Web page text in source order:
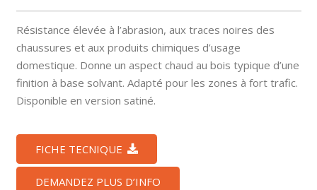
Résistance élevée à l’abrasion, aux traces noires des
chaussures et aux produits chimiques d’usage
domestique. Donne un aspect chaud au bois typique d’une
finition à base solvant. Adapté pour les zones à fort trafic.
Disponible en version satiné.
FICHE TECNIQUE
DEMANDEZ PLUS D’INFO